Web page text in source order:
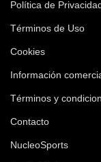
Política de
Términos de Uso
Cookies
Información
Términos y
Contacto
NucleoSports